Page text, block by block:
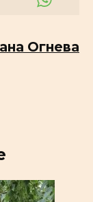
Огнева